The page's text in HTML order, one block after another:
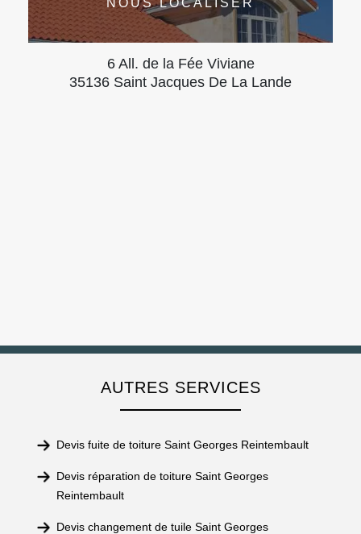
6 All. de la Fée Viviane
35136 Saint Jacques De La Lande
AUTRES SERVICES
Devis fuite de toiture Saint Georges Reintembault
Devis réparation de toiture Saint Georges
Reintembault
Devis changement de tuile Saint Georges